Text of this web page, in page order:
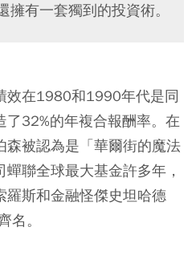
有一套獨到的投資術。
效在1980和1990年代是同
32%的年複合報酬率。在
森被認為是「華爾街的魔法
聯全球最大基金許多年，
羅斯和金融怪傑史坦哈德
名。